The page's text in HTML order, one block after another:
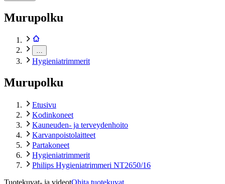
Murupolku
Hygieniatrimmerit
Murupolku
Etusivu
Kodinkoneet
Kauneuden- ja terveydenhoito
Karvanpoistolaitteet
Partakoneet
Hygieniatrimmerit
Philips Hygieniatrimmeri NT2650/16
Tuotekuvat- ja videotOhita tuotekuvat